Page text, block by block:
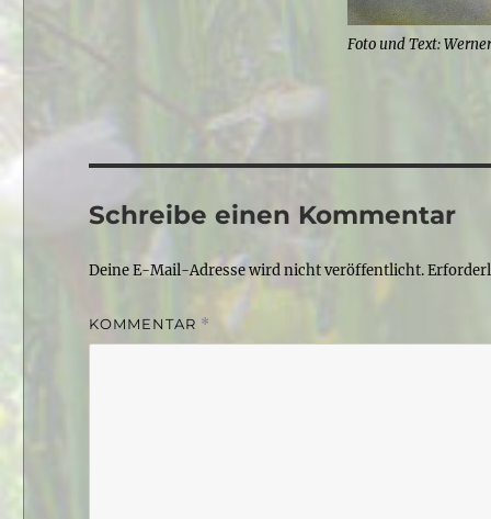
Foto und Text:
Schreibe einen Kommentar
Deine E-Mail-Adresse wird nicht veröffentlicht.
KOMMENTAR *